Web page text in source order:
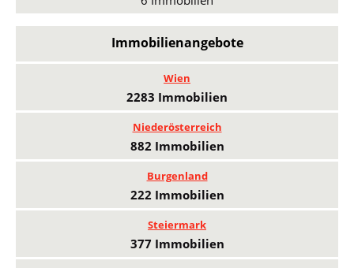
Immobilienangebote
Wien
2283 Immobilien
Niederösterreich
882 Immobilien
Burgenland
222 Immobilien
Steiermark
377 Immobilien